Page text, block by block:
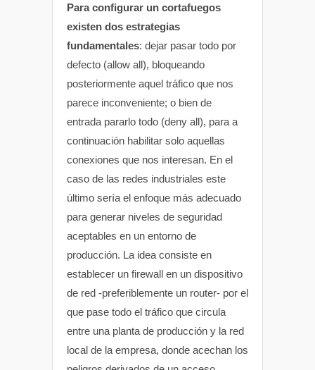
Para configurar un cortafuegos
existen dos estrategias
fundamentales: dejar pasar todo por
defecto (allow all), bloqueando
posteriormente aquel tráfico que nos
parece inconveniente; o bien de
entrada pararlo todo (deny all), para a
continuación habilitar solo aquellas
conexiones que nos interesan. En el
caso de las redes industriales este
último sería el enfoque más adecuado
para generar niveles de seguridad
aceptables en un entorno de
producción. La idea consiste en
establecer un firewall en un dispositivo
de red -preferiblemente un router- por el
que pase todo el tráfico que circula
entre una planta de producción y la red
local de la empresa, donde acechan los